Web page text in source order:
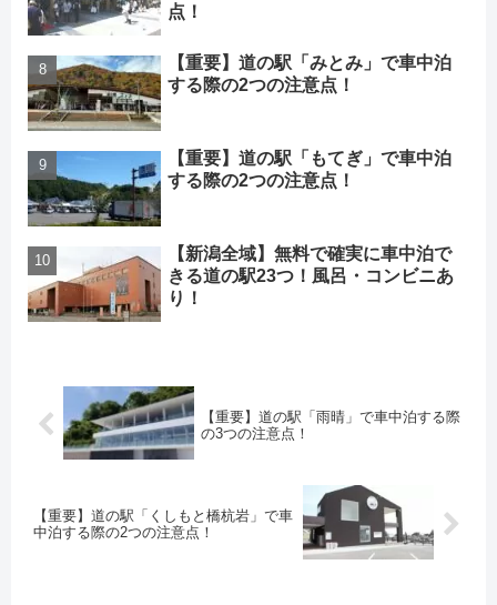
点！
【重要】道の駅「みとみ」で車中泊
する際の2つの注意点！
【重要】道の駅「もてぎ」で車中泊
する際の2つの注意点！
【新潟全域】無料で確実に車中泊で
きる道の駅23つ！風呂・コンビニあ
り！
【重要】道の駅「雨晴」で車中泊する際
の3つの注意点！
【重要】道の駅「くしもと橋杭岩」で車
中泊する際の2つの注意点！